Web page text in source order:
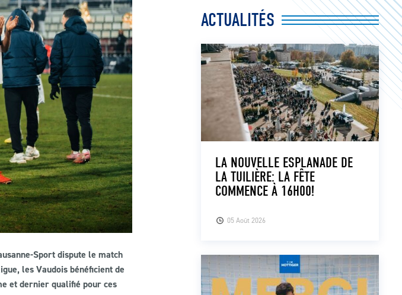
Sport dispute le match
les Vaudois bénéficient de
et dernier qualifié pour ces
ACTUALITÉS
05 Août 2026
LA NOUVELLE ESPLANADE DE
LA TUILIÈRE: LA FÊTE
COMMENCE À 16H00!